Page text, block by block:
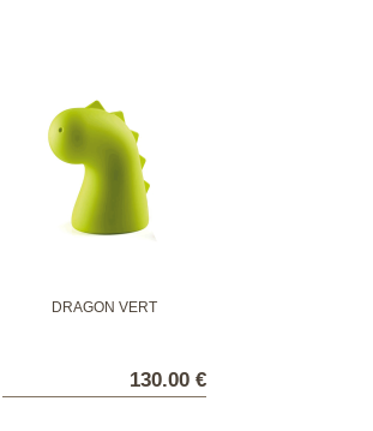
DRAGON VERT
130.00 €